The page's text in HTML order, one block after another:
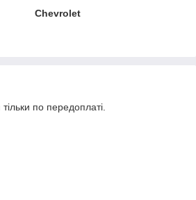
Chevrolet
по передоплаті.